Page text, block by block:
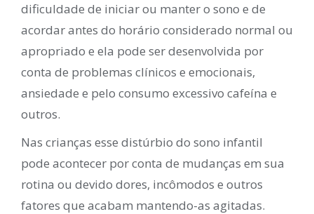
dificuldade de iniciar ou manter o sono e de
acordar antes do horário considerado normal ou
apropriado e ela pode ser desenvolvida por
conta de problemas clínicos e emocionais,
ansiedade e pelo consumo excessivo cafeína e
outros.
Nas crianças esse distúrbio do sono infantil
pode acontecer por conta de mudanças em sua
rotina ou devido dores, incômodos e outros
fatores que acabam mantendo-as agitadas.